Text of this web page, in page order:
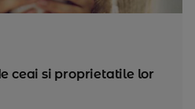
ceai si proprietatile lor